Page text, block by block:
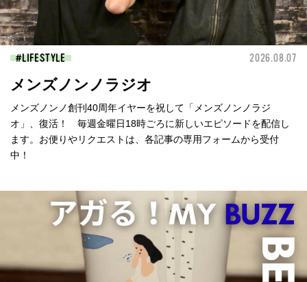
LIFESTYLE 2026.08.07
メンズノンノラジオ
メンズノンノ創刊40周年イヤーを祝して「メンズノンノラジ
オ」、復活！ 毎週金曜日18時ごろに新しいエピソードを配信し
ます。お便りやリクエストは、各記事の専用フォームから受付
中！